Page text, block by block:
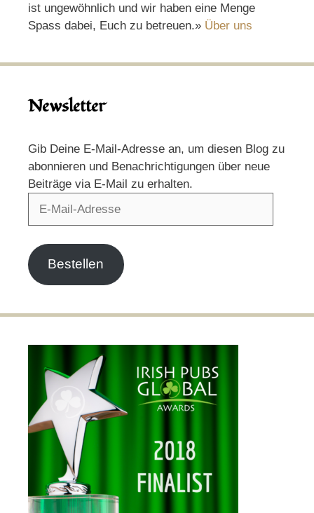
ist ungewöhnlich und wir haben eine Menge
Spass dabei, Euch zu betreuen.» Über uns
Newsletter
Gib Deine E-Mail-Adresse an, um diesen Blog zu
abonnieren und Benachrichtigungen über neue
Beiträge via E-Mail zu erhalten.
Bestellen